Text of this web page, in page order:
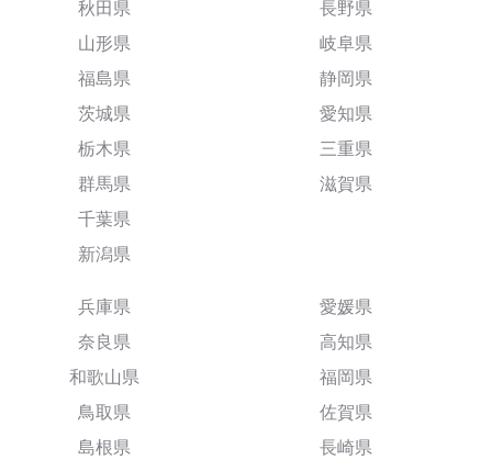
秋田県
山形県
福島県
茨城県
栃木県
群馬県
千葉県
新潟県
長野県
岐阜県
静岡県
愛知県
三重県
滋賀県
兵庫県
奈良県
和歌山県
鳥取県
島根県
愛媛県
高知県
福岡県
佐賀県
長崎県